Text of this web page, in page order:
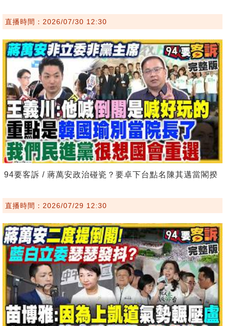
直播時間：2026/07/30 12:30
94要客訴 / 蔣萬安政治碰瓷？要卓下台點名陳其邁當閣揆
直播時間：2026/07/29 12:30